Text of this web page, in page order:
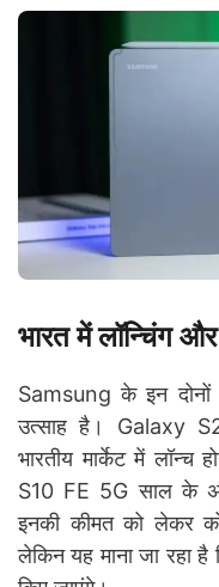
भारत में लॉन्चिंग
Samsung के इन दोनों
उत्साह है। Galaxy
भारतीय मार्केट में
S10 FE 5G साल के
इनकी कीमत को लेकर
लेकिन यह माना जा रहा है